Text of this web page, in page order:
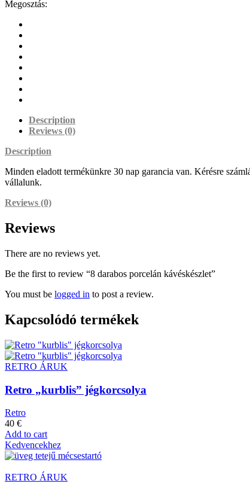
Megosztás:
Description
Reviews (0)
Description
Minden eladott termékünkre 30 nap garancia van. Kérésre
vállalunk.
Reviews (0)
Reviews
There are no reviews yet.
Be the first to review “8 darabos porcelán kávéskészlet”
You must be logged in to post a review.
Kapcsolódó termékek
RETRO ÁRUK
Retro „kurblis” jégkorcsolya
Retro
40 €
Add to cart
Kedvencekhez
RETRO ÁRUK